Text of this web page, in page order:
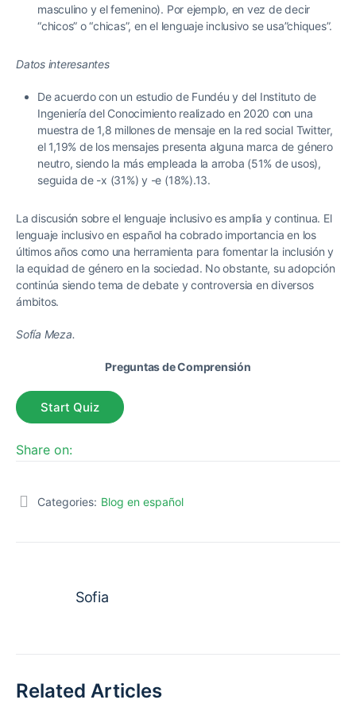
masculino y el femenino). Por ejemplo, en vez de decir
“chicos” o “chicas”, en el lenguaje inclusivo se usa”chiques”.
Datos interesantes
De acuerdo con un estudio de Fundéu y del Instituto de
Ingeniería del Conocimiento realizado en 2020 con una
muestra de 1,8 millones de mensaje en la red social Twitter,
el 1,19% de los mensajes presenta alguna marca de género
neutro, siendo la más empleada la arroba (51% de usos),
seguida de -x (31%) y -e (18%).13.
La discusión sobre el lenguaje inclusivo es amplia y continua. El
lenguaje inclusivo en español ha cobrado importancia en los
últimos años como una herramienta para fomentar la inclusión y
la equidad de género en la sociedad. No obstante, su adopción
continúa siendo tema de debate y controversia en diversos
ámbitos.
Sofía Meza.
Preguntas de Comprensión
Share on:
Categories: Blog en español
Sofia
Related Articles